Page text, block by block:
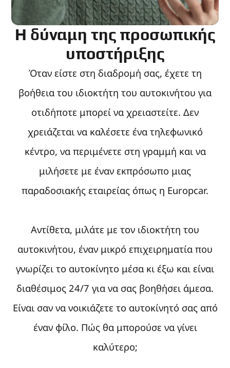
Η δύναμη της προσωπικής
υποστήριξης
Όταν είστε στη διαδρομή σας, έχετε τη
βοήθεια του ιδιοκτήτη του αυτοκινήτου για
οτιδήποτε μπορεί να χρειαστείτε. Δεν
χρειάζεται να καλέσετε ένα τηλεφωνικό
κέντρο, να περιμένετε στη γραμμή και να
μιλήσετε με έναν εκπρόσωπο μιας
παραδοσιακής εταιρείας όπως η Europcar.
Αντίθετα, μιλάτε με τον ιδιοκτήτη του
αυτοκινήτου, έναν μικρό επιχειρηματία που
γνωρίζει το αυτοκίνητο μέσα κι έξω και είναι
διαθέσιμος 24/7 για να σας βοηθήσει άμεσα.
Είναι σαν να νοικιάζετε το αυτοκίνητό σας από
έναν φίλο. Πώς θα μπορούσε να γίνει
καλύτερο;